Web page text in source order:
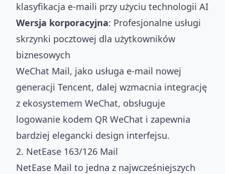
klasyfikacja e-maili przy użyciu technologii AI
Wersja korporacyjna: Profesjonalne usługi
skrzynki pocztowej dla użytkowników
biznesowych
WeChat Mail, jako usługa e-mail nowej
generacji Tencent, dalej wzmacnia integrację
z ekosystemem WeChat, obsługuje
logowanie kodem QR WeChat i zapewnia
bardziej elegancki design interfejsu.
2. NetEase 163/126 Mail
NetEase Mail to jedna z najwcześniejszych